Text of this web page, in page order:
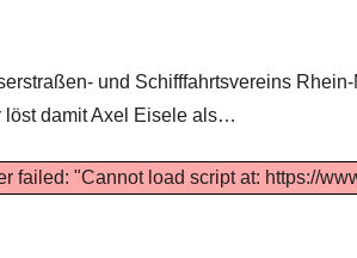
und Schifffahrtsvereins
löst damit Axel Eisele als…
failed: "Cannot load script at: https://